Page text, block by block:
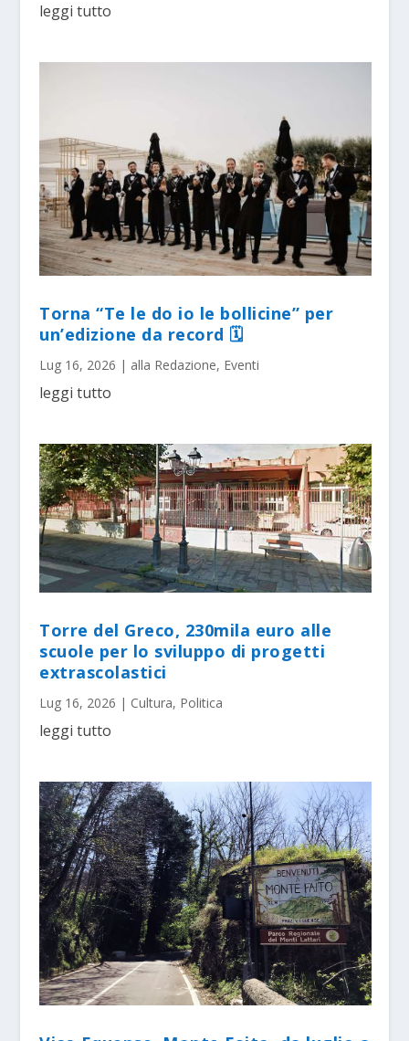
leggi tutto
Torna “Te le do io le bollicine” per
un’edizione da record 🗓
Lug 16, 2026 | alla Redazione, Eventi
leggi tutto
Torre del Greco, 230mila euro alle
scuole per lo sviluppo di progetti
extrascolastici
Lug 16, 2026 | Cultura, Politica
leggi tutto